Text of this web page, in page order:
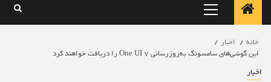
اصلی
خانه
اخبار
این گوشی‌های سامسونگ به‌روزرسانی One UI 7 را دریافت خواهند کرد
اخبار